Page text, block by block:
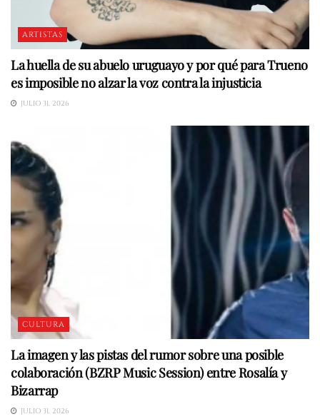
ARTISTAS
La huella de su abuelo uruguayo y por qué para Trueno
es imposible no alzar la voz contra la injusticia
JULIO 31, 2026
CULTURA
La imagen y las pistas del rumor sobre una posible
colaboración (BZRP Music Session) entre Rosalía y
Bizarrap
JULIO 31, 2026